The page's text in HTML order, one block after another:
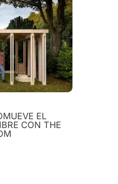
EL
CON THE